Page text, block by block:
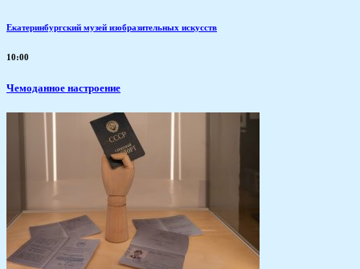
Екатеринбургский музей изобразительных искусств
10:00
Чемоданное настроение